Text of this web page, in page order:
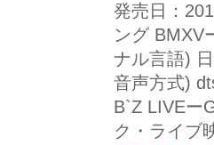
発売日：
ング BMXV
ナル言語)
音声方式)
B`Z LIVEー
ク・ライブ